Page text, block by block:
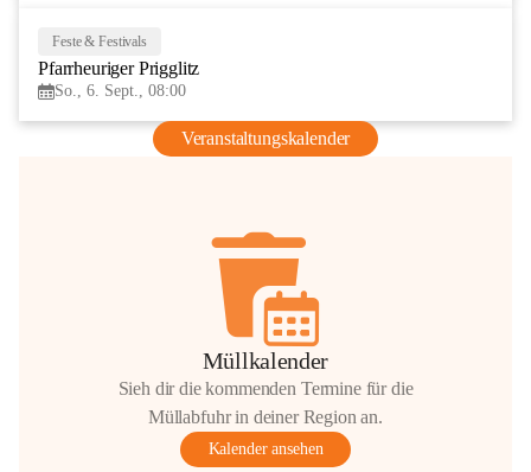
Feste & Festivals
Pfarrheuriger Prigglitz
So., 6. Sept., 08:00
Veranstaltungskalender
Müllkalender
Sieh dir die kommenden Termine für die
Müllabfuhr in deiner Region an.
Kalender ansehen